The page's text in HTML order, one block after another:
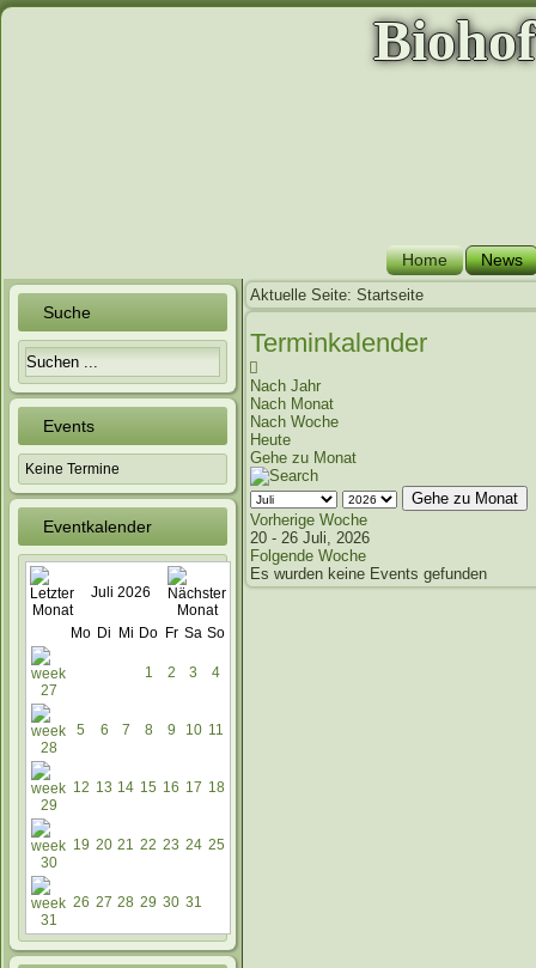
Home News
Suche
Events
Keine Termine
Eventkalender
Juli 2026
Mo Di Mi Do Fr Sa So
1 2 3 4
5 6 7 8 9 10 11
12 13 14 15 16 17 18
19 20 21 22 23 24 25
26 27 28 29 30 31
Aktuelle Seite: Startseite
Terminkalender
Nach Jahr
Nach Monat
Nach Woche
Heute
Gehe zu Monat
Gehe zu Monat
Vorherige Woche
20 - 26 Juli, 2026
Folgende Woche
Es wurden keine Events gefunden